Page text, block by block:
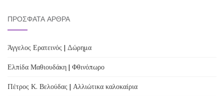
ΠΡΌΣΦΑΤΑ ΆΡΘΡΑ
Άγγελος Ερατεινός | Δώρημα
Ελπίδα Μαθιουδάκη | Φθινόπωρο
Πέτρος Κ. Βελούδας | Αλλιώτικα καλοκαίρια